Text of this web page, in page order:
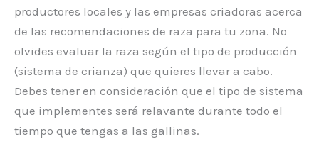
productores locales y las empresas criadoras acerca
de las recomendaciones de raza para tu zona. No
olvides evaluar la raza según el tipo de producción
(sistema de crianza) que quieres llevar a cabo.
Debes tener en consideración que el tipo de sistema
que implementes será relavante durante todo el
tiempo que tengas a las gallinas.